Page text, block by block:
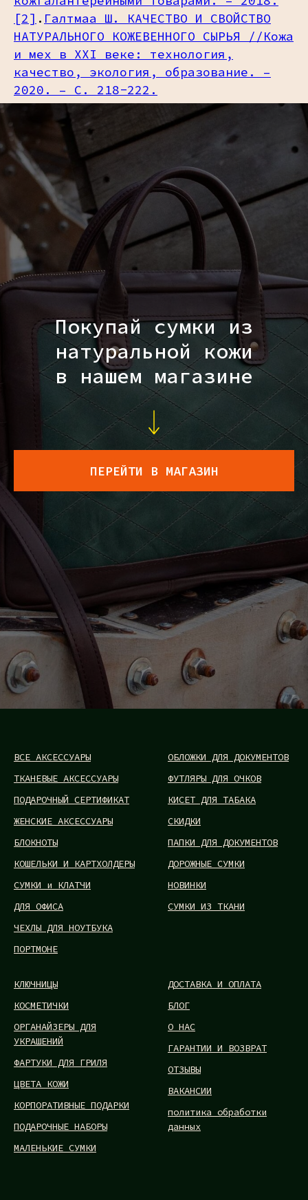
[2] . Галтмаа Ш. КАЧЕСТВО И СВОЙСТВО
НАТУРАЛЬНОГО КОЖЕВЕННОГО СЫРЬЯ //Кожа
и мех в XXI веке: технология,
качество, экология, образование. –
2020. – С. 218-222.
Покупай сумки из
натуральной кожи
в нашем магазине
ПЕРЕЙТИ В МАГАЗИН
ВСЕ АКСЕССУАРЫ
ТКАНЕВЫЕ АКСЕССУАРЫ
ПОДАРОЧНЫЙ СЕРТИФИКАТ
ЖЕНСКИЕ АКСЕССУАРЫ
БЛОКНОТЫ
КОШЕЛЬКИ И КАРТХОЛДЕРЫ
СУМКИ и КЛАТЧИ
ДЛЯ ОФИСА
ЧЕХЛЫ ДЛЯ НОУТБУКА
ПОРТМОНЕ
ОБЛОЖКИ ДЛЯ ДОКУМЕНТОВ
ФУТЛЯРЫ ДЛЯ ОЧКОВ
КИСЕТ ДЛЯ ТАБАКА
СКИДКИ
ПАПКИ ДЛЯ ДОКУМЕНТОВ
ДОРОЖНЫЕ СУМКИ
НОВИНКИ
СУМКИ ИЗ ТКАНИ
КЛЮЧНИЦЫ
КОСМЕТИЧКИ
ОРГАНАЙЗЕРЫ ДЛЯ
УКРАШЕНИЙ
ФАРТУКИ ДЛЯ ГРИЛЯ
ЦВЕТА КОЖИ
КОРПОРАТИВНЫЕ ПОДАРКИ
ПОДАРОЧНЫЕ НАБОРЫ
МАЛЕНЬКИЕ СУМКИ
ДОСТАВКА И ОПЛАТА
БЛОГ
О НАС
ГАРАНТИИ И ВОЗВРАТ
ОТЗЫВЫ
ВАКАНСИИ
политика обработки
данных